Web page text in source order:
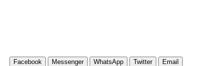
Facebook Messenger WhatsApp Twitter Email